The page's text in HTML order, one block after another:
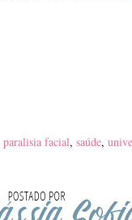
paralisia facial, saúde,